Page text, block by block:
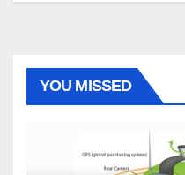
YOU MISSED